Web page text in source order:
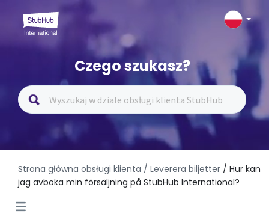
Czego szukasz?
Strona główna obsługi klienta / Leverera biljetter / Hur kan
jag avboka min försäljning på StubHub International?